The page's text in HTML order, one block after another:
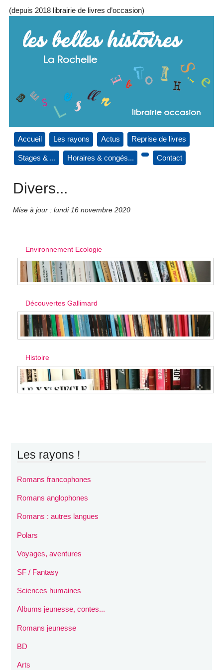
(depuis 2018 librairie de livres d’occasion)
Accueil Les rayons Actus Reprise de livres
Stages & ... Horaires & congés... Contact
Divers...
Mise à jour : lundi 16 novembre 2020
Environnement Ecologie
Découvertes Gallimard
Histoire
Les rayons !
Romans francophones
Romans anglophones
Romans : autres langues
Polars
Voyages, aventures
SF / Fantasy
Sciences humaines
Albums jeunesse, contes...
Romans jeunesse
BD
Arts